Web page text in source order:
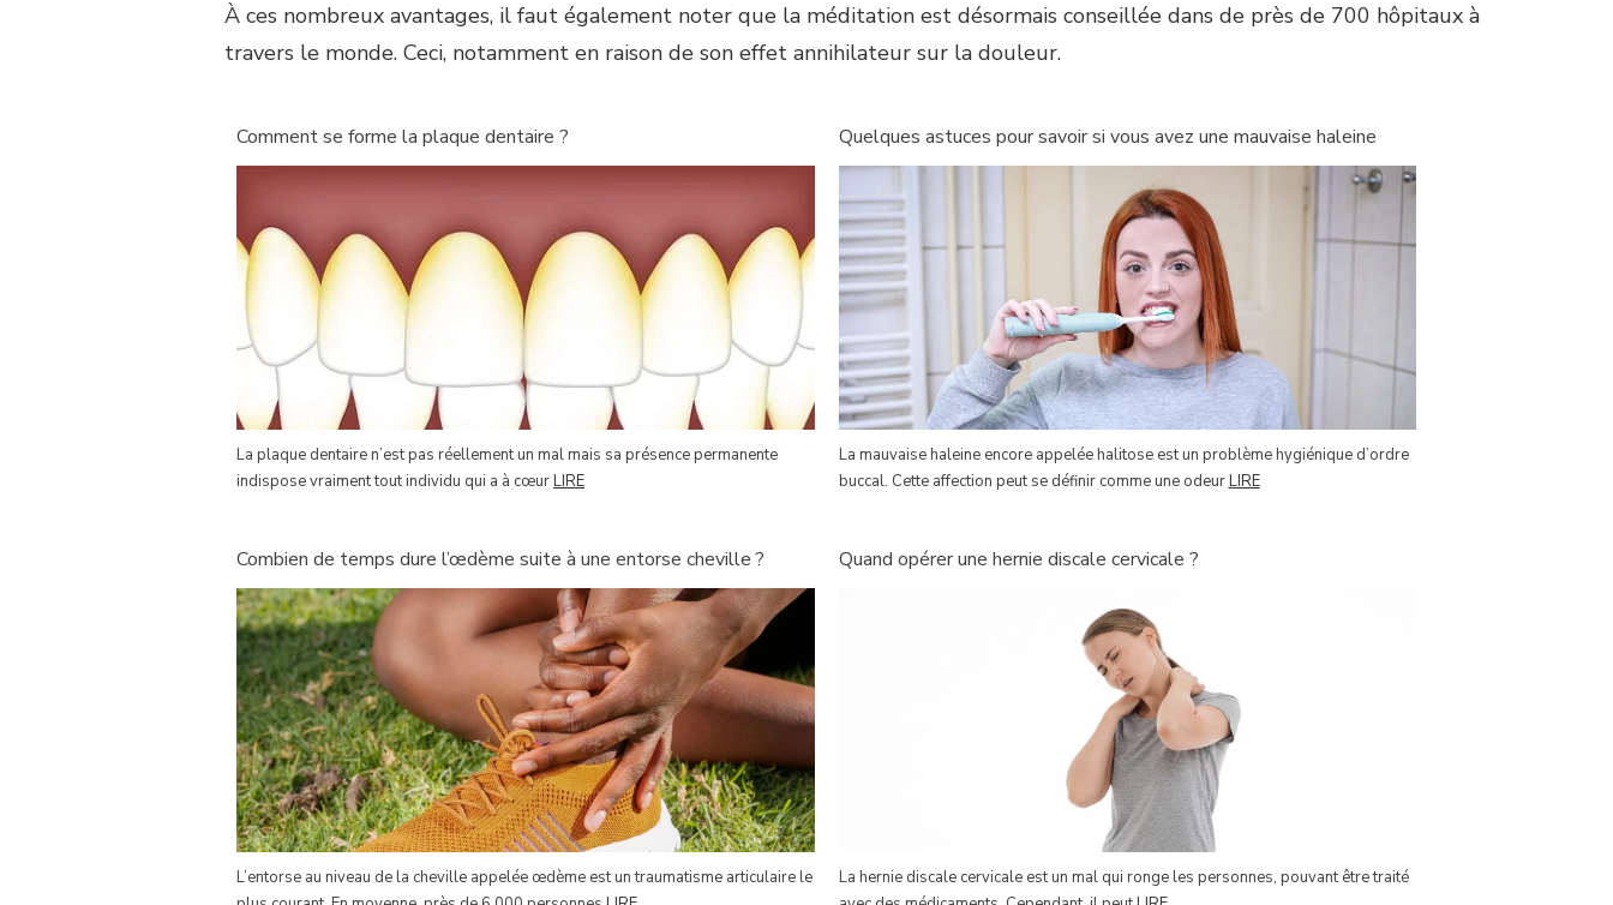
À ces nombreux avantages, il faut également noter que la méditation est désormais conseillée dans de près de 700 hôpitaux à
travers le monde. Ceci, notamment en raison de son effet annihilateur sur la douleur.
Comment se forme la plaque dentaire ?
La plaque dentaire n’est pas réellement un mal mais sa présence permanente
indispose vraiment tout individu qui a à cœurLIRE
Quelques astuces pour savoir si vous avez une mauvaise haleine
La mauvaise haleine encore appelée halitose est un problème hygiénique d’ordre
buccal. Cette affection peut se définir comme une odeurLIRE
Combien de temps dure l’œdème suite à une entorse cheville ?
L’entorse au niveau de la cheville appelée œdème est un traumatisme articulaire le
Quand opérer une hernie discale cervicale ?
La hernie discale cervicale est un mal qui ronge les personnes, pouvant être traité